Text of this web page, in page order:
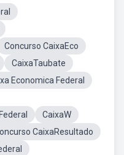
Concurso CaixaEco
CaixaTaubate
Economica Federal
CaixaW
CaixaResultado